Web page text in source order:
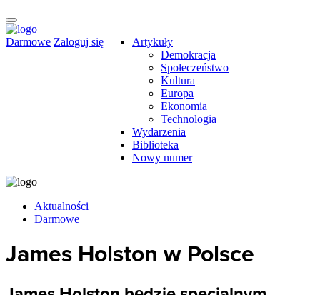
Darmowe Zaloguj się
Artykuły
Demokracja
Społeczeństwo
Kultura
Europa
Ekonomia
Technologia
Wydarzenia
Biblioteka
Nowy numer
Aktualności
Darmowe
James Holston w Polsce